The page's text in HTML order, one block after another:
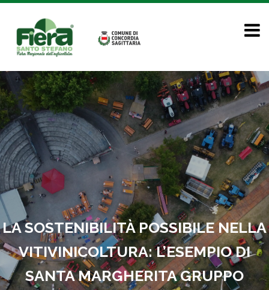
LA SOSTENIBILITÀ POSSIBILE NELLA
VITIVINICOLTURA: L’ESEMPIO DI
SANTA MARGHERITA GRUPPO